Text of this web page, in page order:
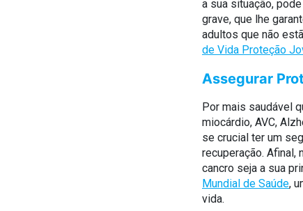
a sua situação,
grave, que lhe
adultos que não
de Vida Proteção
Assegurar
Por mais saudável
miocárdio, AVC,
se crucial ter um
recuperação. Afinal,
cancro seja a sua
Mundial de Saúde,
vida.